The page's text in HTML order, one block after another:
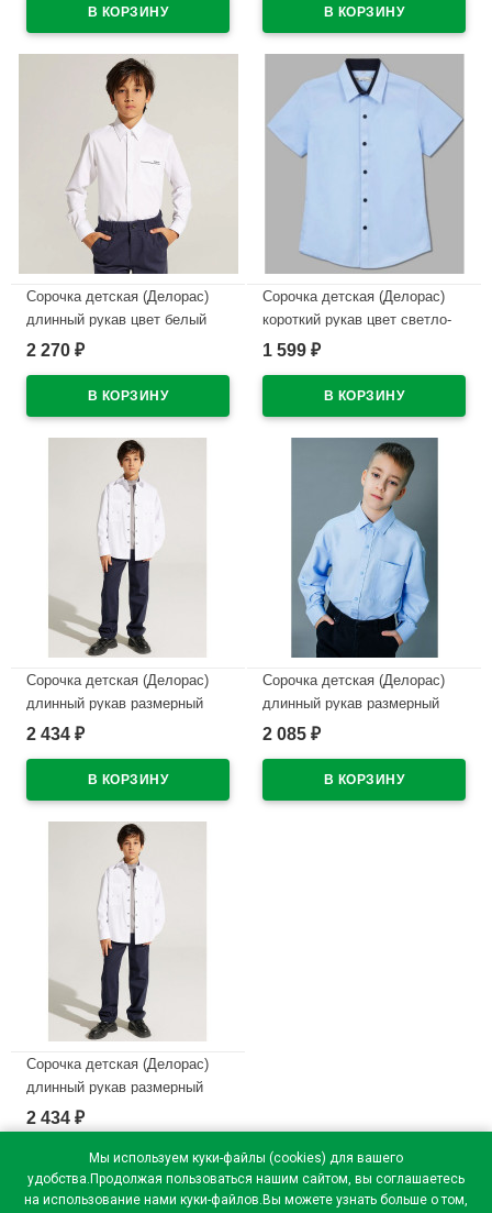
Мы используем куки-файлы (cookies) для вашего
удобства.Продолжая пользоваться нашим сайтом, вы соглашаетесь
на использование нами куки-файлов.Вы можете узнать больше о том,
Сорочка детская (Делорас)
длинный рукав цвет белый
арт.C71719 на кнопках на
2 270 ₽
Сорочка детская (Делорас)
короткий рукав цвет светло-
голубой арт.C71738S на
1 599 ₽
Сорочка детская (Делорас)
длинный рукав размерный
ряд 31/128-134-35/152-158
2 434 ₽
Сорочка детская (Делорас)
длинный рукав размерный
ряд 31/128-134-35/152-158
арт.C71711 на кнопках
2 085 ₽
Сорочка детская (Делорас)
длинный рукав размерный
ряд 31/128-134-35/152-158
цвет белый арт.C71734 на
В наличии
2 434 ₽